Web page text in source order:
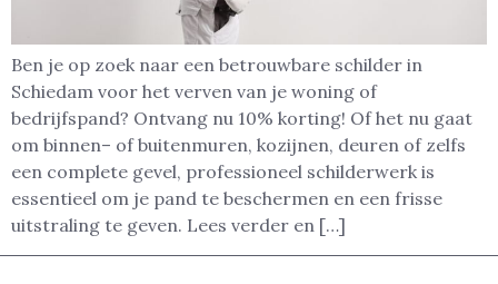
Ben je op zoek naar een betrouwbare schilder in
Schiedam voor het verven van je woning of
bedrijfspand? Ontvang nu 10% korting! Of het nu gaat
om binnen– of buitenmuren, kozijnen, deuren of zelfs
een complete gevel, professioneel schilderwerk is
essentieel om je pand te beschermen en een frisse
uitstraling te geven. Lees verder en […]